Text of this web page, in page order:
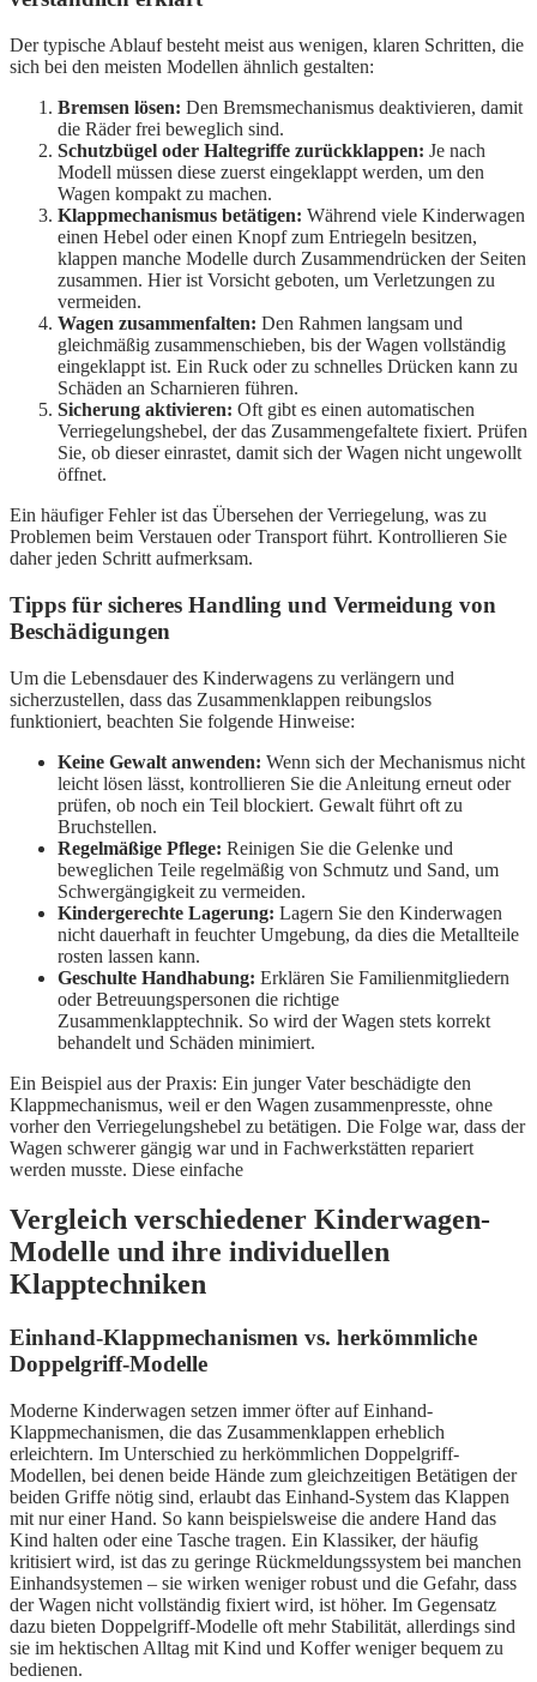
Der typische Ablauf besteht meist aus wenigen, klaren Schritten, die
sich bei den meisten Modellen ähnlich gestalten:
Bremsen lösen: Den Bremsmechanismus deaktivieren, damit
die Räder frei beweglich sind.
Schutzbügel oder Haltegriffe zurückklappen: Je nach
Modell müssen diese zuerst eingeklappt werden, um den
Wagen kompakt zu machen.
Klappmechanismus betätigen: Während viele Kinderwagen
einen Hebel oder einen Knopf zum Entriegeln besitzen,
klappen manche Modelle durch Zusammendrücken der Seiten
zusammen. Hier ist Vorsicht geboten, um Verletzungen zu
vermeiden.
Wagen zusammenfalten: Den Rahmen langsam und
gleichmäßig zusammenschieben, bis der Wagen vollständig
eingeklappt ist. Ein Ruck oder zu schnelles Drücken kann zu
Schäden an Scharnieren führen.
Sicherung aktivieren: Oft gibt es einen automatischen
Verriegelungshebel, der das Zusammengefaltete fixiert. Prüfen
Sie, ob dieser einrastet, damit sich der Wagen nicht ungewollt
öffnet.
Ein häufiger Fehler ist das Übersehen der Verriegelung, was zu
Problemen beim Verstauen oder Transport führt. Kontrollieren Sie
daher jeden Schritt aufmerksam.
Tipps für sicheres Handling und Vermeidung von
Beschädigungen
Um die Lebensdauer des Kinderwagens zu verlängern und
sicherzustellen, dass das Zusammenklappen reibungslos
funktioniert, beachten Sie folgende Hinweise:
Keine Gewalt anwenden: Wenn sich der Mechanismus nicht
leicht lösen lässt, kontrollieren Sie die Anleitung erneut oder
prüfen, ob noch ein Teil blockiert. Gewalt führt oft zu
Bruchstellen.
Regelmäßige Pflege: Reinigen Sie die Gelenke und
beweglichen Teile regelmäßig von Schmutz und Sand, um
Schwergängigkeit zu vermeiden.
Kindergerechte Lagerung: Lagern Sie den Kinderwagen
nicht dauerhaft in feuchter Umgebung, da dies die Metallteile
rosten lassen kann.
Geschulte Handhabung: Erklären Sie Familienmitgliedern
oder Betreuungspersonen die richtige
Zusammenklapptechnik. So wird der Wagen stets korrekt
behandelt und Schäden minimiert.
Ein Beispiel aus der Praxis: Ein junger Vater beschädigte den
Klappmechanismus, weil er den Wagen zusammenpresste, ohne
vorher den Verriegelungshebel zu betätigen. Die Folge war, dass der
Wagen schwerer gängig war und in Fachwerkstätten repariert
werden musste. Diese einfache
Vergleich verschiedener Kinderwagen-
Modelle und ihre individuellen
Klapptechniken
Einhand-Klappmechanismen vs. herkömmliche
Doppelgriff-Modelle
Moderne Kinderwagen setzen immer öfter auf Einhand-
Klappmechanismen, die das Zusammenklappen erheblich
erleichtern. Im Unterschied zu herkömmlichen Doppelgriff-
Modellen, bei denen beide Hände zum gleichzeitigen Betätigen der
beiden Griffe nötig sind, erlaubt das Einhand-System das Klappen
mit nur einer Hand. So kann beispielsweise die andere Hand das
Kind halten oder eine Tasche tragen. Ein Klassiker, der häufig
kritisiert wird, ist das zu geringe Rückmeldungssystem bei manchen
Einhandsystemen – sie wirken weniger robust und die Gefahr, dass
der Wagen nicht vollständig fixiert wird, ist höher. Im Gegensatz
dazu bieten Doppelgriff-Modelle oft mehr Stabilität, allerdings sind
sie im hektischen Alltag mit Kind und Koffer weniger bequem zu
bedienen.